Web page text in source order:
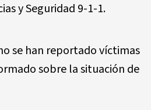
y Seguridad 9-1-1.
se han reportado víctimas
sobre la situación de